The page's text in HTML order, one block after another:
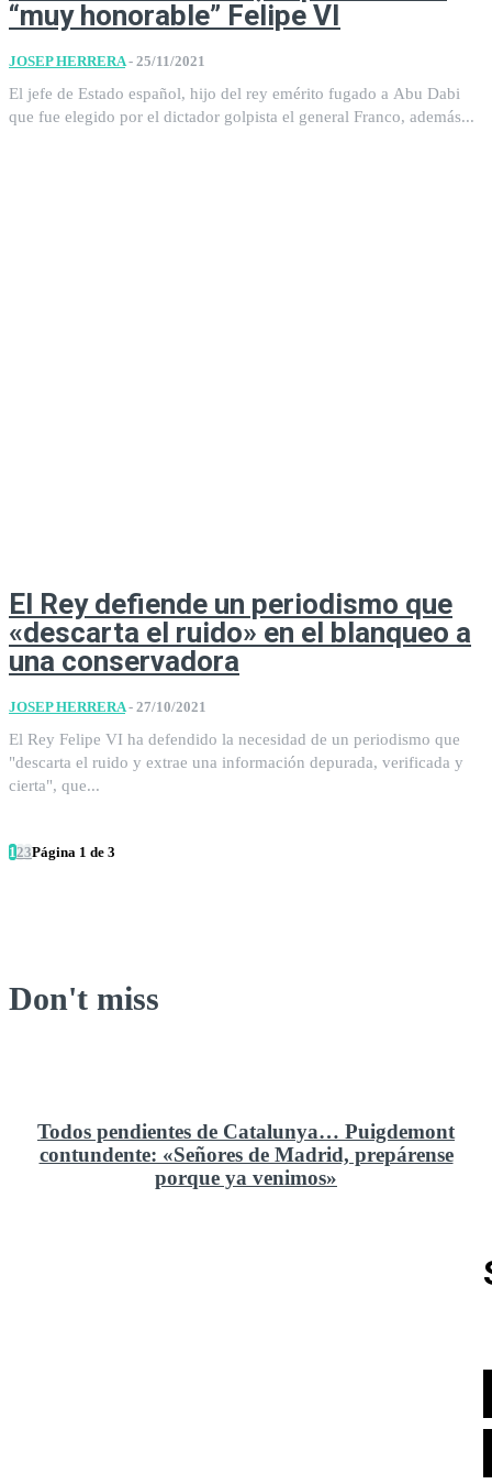
“muy honorable” Felipe VI
JOSEP HERRERA - 25/11/2021
El jefe de Estado español, hijo del rey emérito fugado a Abu Dabi
que fue elegido por el dictador golpista el general Franco, además...
El Rey defiende un periodismo que
«descarta el ruido» en el blanqueo a
una conservadora
JOSEP HERRERA - 27/10/2021
El Rey Felipe VI ha defendido la necesidad de un periodismo que
"descarta el ruido y extrae una información depurada, verificada y
cierta", que...
1 23Página 1 de 3
Don't miss
Todos pendientes de Catalunya… Puigdemont
contundente: «Señores de Madrid, prepárense
porque ya venimos»